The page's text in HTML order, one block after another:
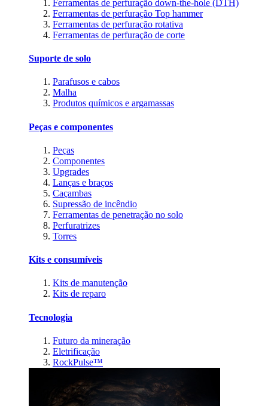
Ferramentas de perfuração down-the-hole (DTH)
Ferramentas de perfuração Top hammer
Ferramentas de perfuração rotativa
Ferramentas de perfuração de corte
Suporte de solo
Parafusos e cabos
Malha
Produtos químicos e argamassas
Peças e componentes
Peças
Componentes
Upgrades
Lanças e braços
Caçambas
Supressão de incêndio
Ferramentas de penetração no solo
Perfuratrizes
Torres
Kits e consumíveis
Kits de manutenção
Kits de reparo
Tecnologia
Futuro da mineração
Eletrificação
RockPulse™